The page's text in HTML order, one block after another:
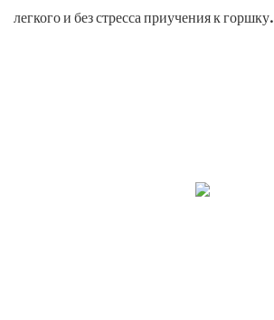
легкого и без стресса приучения к горшку.